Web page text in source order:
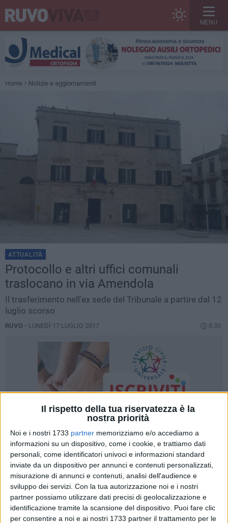
Il rispetto della tua riservatezza è la
nostra priorità
Noi e i nostri 1733 partner memorizziamo e/o accediamo a
informazioni su un dispositivo, come i cookie, e trattiamo dati
personali, come identificatori univoci e informazioni standard
inviate da un dispositivo per annunci e contenuti personalizzati,
misurazione di annunci e contenuti, analisi dell'audience e
sviluppo dei servizi. Con la tua autorizzazione noi e i nostri
partner possiamo utilizzare dati precisi di geolocalizzazione e
identificazione tramite la scansione del dispositivo. Puoi fare clic
per consentire a noi e ai nostri 1733 partner il trattamento per le
MENU
Home Notizie e aggiornamenti
ATTUALITÀ
Protocollo e altri uffici comunali
traslocano in via Amendola
Il trasferimento nell'ex sede del Tribunale a partire dal 12
luglio scorso
RUVO - LUNEDÌ 17 LUGLIO 2017 8.30
7